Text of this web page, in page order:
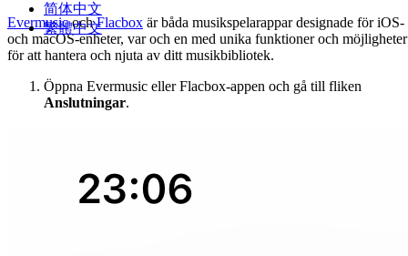
简体中文
繁體中文
EvermusicochFlacbox är båda musikspelarappar designade för iOS-
och macOS-enheter, var och en med unika funktioner och möjligheter
för att hantera och njuta av ditt musikbibliotek.
Öppna Evermusic eller Flacbox-appen och gå till fliken
Anslutningar.